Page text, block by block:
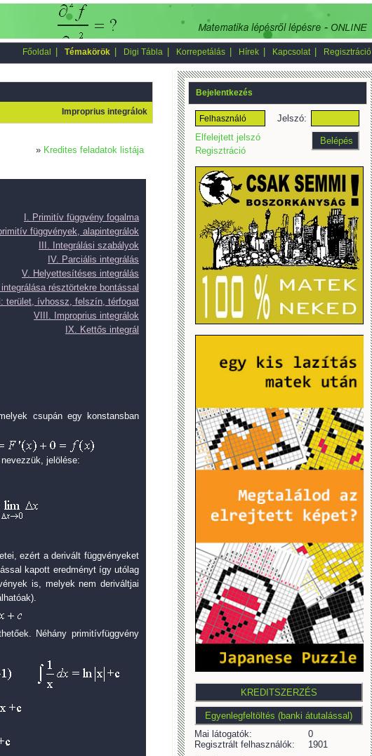
Főoldal Témakörök Digi Tábla Korrepetálás Hírek Kapcsolat Regisztráció
Improprius integrálok
» Kredites feladatok listája
I. Primitív függvény fogalma
függvények, alapintegrálok
III. Integrálási szabályok
IV. Parciális integrálás
V. Helyettesítéses integrálás
résztörtekre bontással
terület, ívhossz, felszín, térfogat
VIII. Improprius integrálok
IX. Kettős integrál
csupán egy konstansban
jelölése:
ezért a derivált függvényeket
kapott eredményt így utólag
is, melyek nem deriváltjai
Néhány primitívfüggvény
Bejelentkezés
Jelszó:
Elfelejtett jelszó
Regisztráció
Mai látogatók:
0
Regisztrált felhasználók:
1901